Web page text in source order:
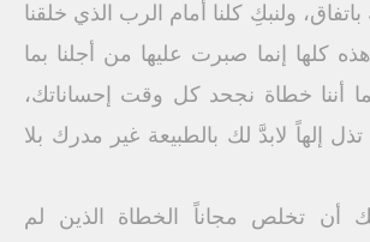
ولنبكِ كلنا أمام الرب الذي خلقنا
هذه كلها إنما صبرت عليها من أجلنا بما
أننا خطاة نجحد كل وقت إحساناتك،
إلهاً لابدَّ لك بالطبيعة غير مدرك بلا
أن تخلص مجاناً الخطاة الذين لم